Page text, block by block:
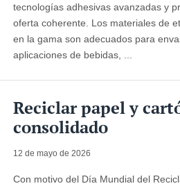
tecnologías adhesivas avanzadas y
oferta coherente. Los materiales de
en la gama son adecuados para
aplicaciones de bebidas, ...
Reciclar papel y
consolidado
12 de mayo de 2026
Con motivo del Día Mundial del